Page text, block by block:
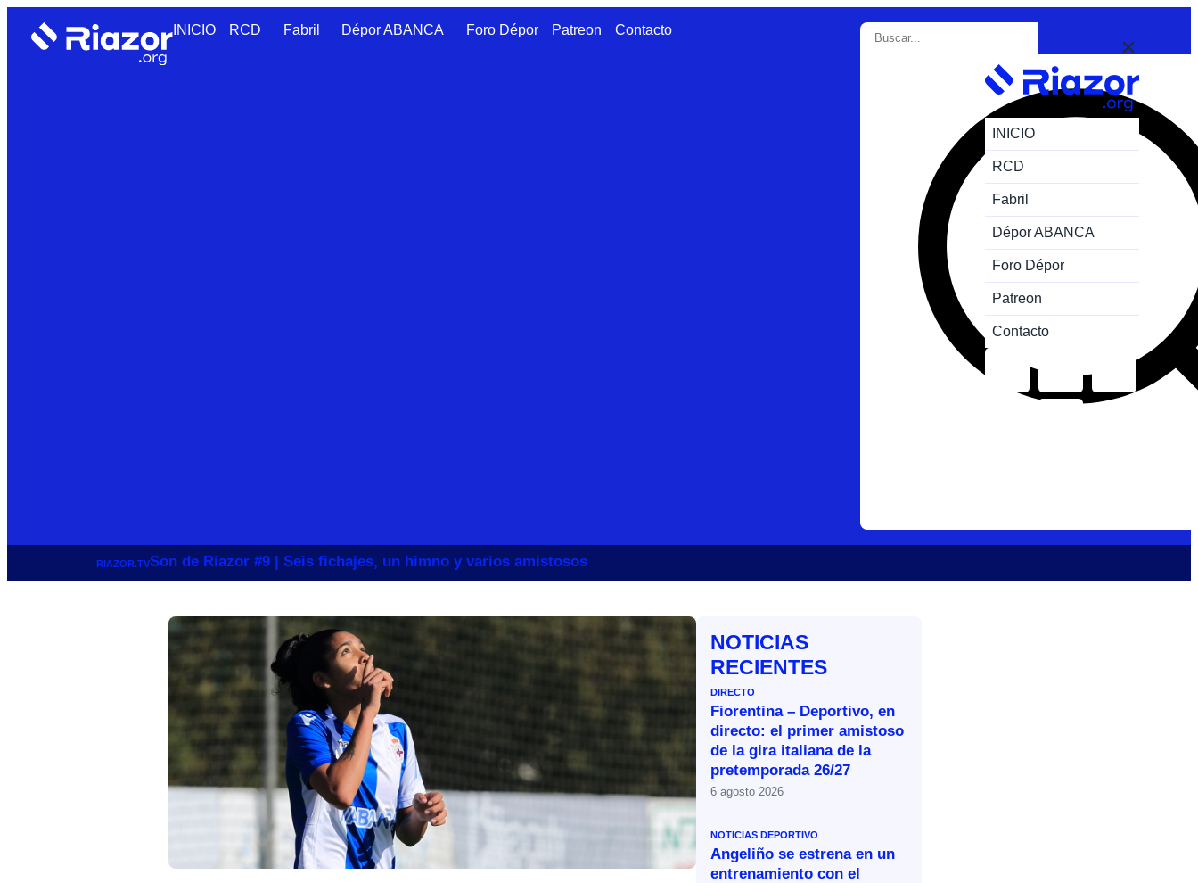
INICIO RCD Fabril Dépor ABANCA Foro Dépor Patreon Contacto
INICIO
RCD
Fabril
Dépor ABANCA
Foro Dépor
Patreon
Contacto
RIAZOR.TVSon de Riazor #9 | Seis fichajes, un himno y varios amistosos
NOTICIAS
RECIENTES
DIRECTO
Fiorentina – Deportivo, en
directo: el primer amistoso
de la gira italiana de la
pretemporada 26/27
6 agosto 2026
NOTICIAS DEPORTIVO
Angeliño se estrena en un
entrenamiento con el